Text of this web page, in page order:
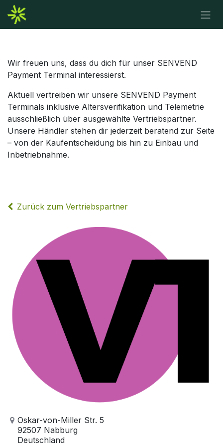
Zum Inhalt springen
Wir freuen uns, dass du dich für unser SENVEND
Payment Terminal interessierst.
Aktuell vertreiben wir unsere SENVEND Payment
Terminals inklusive Altersverifikation und Telemetrie
ausschließlich über ausgewählte Vertriebspartner.
Unsere Händler stehen dir jederzeit beratend zur Seite
– von der Kaufentscheidung bis hin zu Einbau und
Inbetriebnahme.
Zurück zum Vertriebspartner
Oskar-von-Miller Str. 5
92507 Nabburg
Deutschland